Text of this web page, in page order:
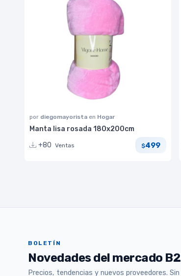
por diegomayorista en Hogar
Manta lisa rosada 180x200cm
+80 Ventas $499
BOLETÍN
Novedades del mercado
Precios, tendencias y nuevos proveedores. Sin